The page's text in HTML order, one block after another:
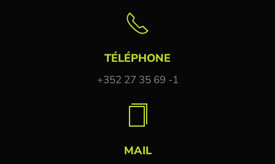
TÉLÉPHONE
+352 27 35 69 -1
MAIL